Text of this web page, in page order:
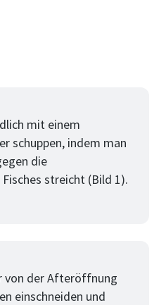
mit einem
schuppen, indem man
die
streicht (Bild 1).
von der Afteröffnung
einschneiden und